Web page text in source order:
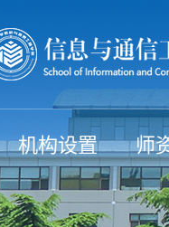
机构设置 师